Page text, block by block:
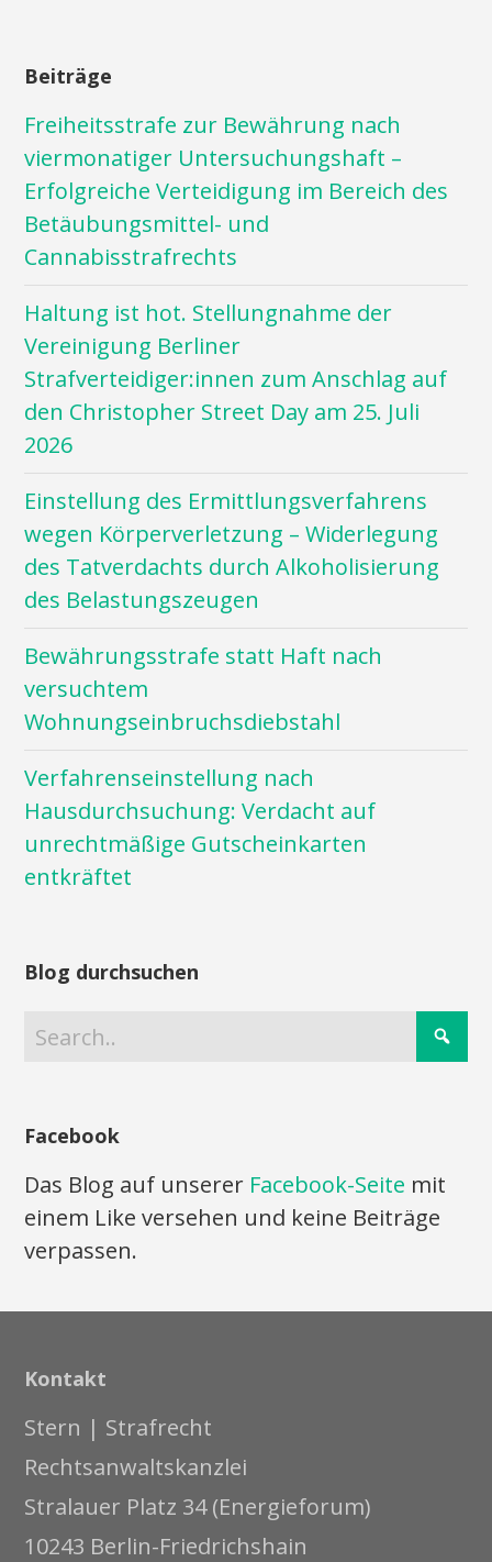
Beiträge
Freiheitsstrafe zur Bewährung nach
viermonatiger Untersuchungshaft –
Erfolgreiche Verteidigung im Bereich des
Betäubungsmittel- und
Cannabisstrafrechts
Haltung ist hot. Stellungnahme der
Vereinigung Berliner
Strafverteidiger:innen zum Anschlag auf
den Christopher Street Day am 25. Juli
2026
Einstellung des Ermittlungsverfahrens
wegen Körperverletzung – Widerlegung
des Tatverdachts durch Alkoholisierung
des Belastungszeugen
Bewährungsstrafe statt Haft nach
versuchtem
Wohnungseinbruchsdiebstahl
Verfahrenseinstellung nach
Hausdurchsuchung: Verdacht auf
unrechtmäßige Gutscheinkarten
entkräftet
Blog durchsuchen
Facebook
Das Blog auf unserer Facebook-Seite mit
einem Like versehen und keine Beiträge
verpassen.
Kontakt
Stern | Strafrecht
Rechtsanwaltskanzlei
Stralauer Platz 34 (Energieforum)
10243 Berlin-Friedrichshain